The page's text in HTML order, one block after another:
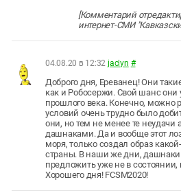
[Комментарий
интернет-СМИ
04.08.20 в 12:32 jaclyn #
Доброго дня, Ереванец! Они
как и Робосержи. Свой шанс они
прошлого века. Конечно, можно
условий очень трудно было
они, но тем не менее те неудачи
дашнаками. Да и вообще этот
моря, только создал образ
страны. В наши же дни, дашнаки
предложить уже не в состоянии,
Хорошего дня! FCSM2020!